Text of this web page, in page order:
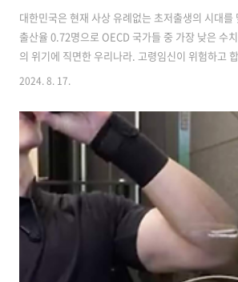
대한민국은 현재 사상 유례없는 초저출생의 시대를
출산율 0.72명으로 OECD 국가들 중 가장 낮은 수
의 위기에 직면한 우리나라. 고령임신이 위험하고
아 출생률도 높을 거라는 사회적 인식이 만연해있어
경우도 있다고 합니다. 과연 고령산모, 고령임신은
큼 그렇게 위험하고 하지 말아야 하는 일인 걸까요?
영된 '생로병사의 비밀' 919회 노산이어도 괜찮아에
니다. 1. 고령임신의 정의 우리가 흔히 사용하는 노
많은 산모가 출산을 한다는 의미입니다. 그렇다면 의
령..
2024. 8. 17.